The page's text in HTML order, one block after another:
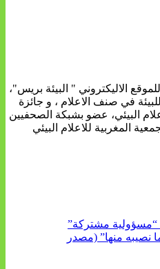
الاليكتروني " البيئة بريس"،
في صنف الاعلام ، و جائزة
البيئي، عضو بشبكة الصحفيين
المغربية للاعلام البيئي